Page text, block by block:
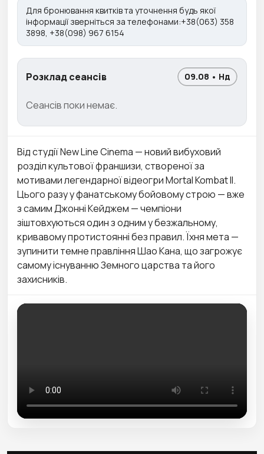
Для бронювання квитків та уточнення будь якої
інформації зверніться за телефонами:+38(063) 358
3898, +38(098) 967 6154
Розклад сеансів 09.08 • Нд
Сеансів поки немає.
Від студії New Line Cinema — новий вибуховий
розділ культової франшизи, створеної за
мотивами легендарної відеогри Mortal Kombat II.
Цього разу у фанатському бойовому строю — вже
з самим Джонні Кейджем — чемпіони
зіштовхуються один з одним у безжальному,
кривавому протистоянні без правил. Їхня мета —
зупинити темне правління Шао Кана, що загрожує
самому існуванню Земного царства та його
захисників.